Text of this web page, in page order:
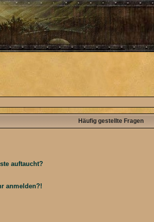
Häufig gestellte Fragen
auftaucht?
anmelden?!